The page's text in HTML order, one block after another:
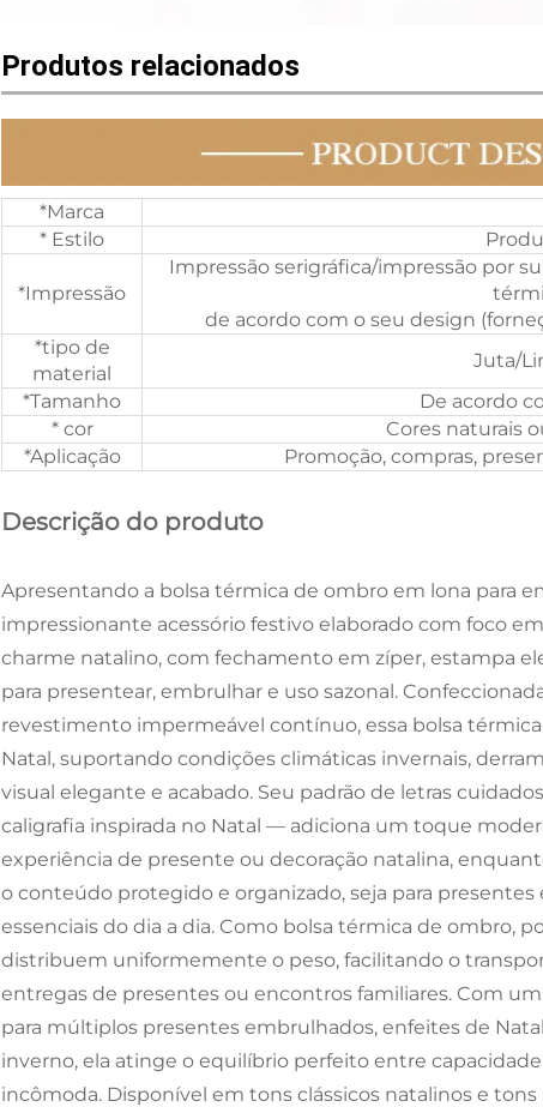
Produtos relacionados
*Marca
* Estilo
*Impressão
Impressão serigráfica/impressão por
de acordo com o seu design
*tipo de
material
Juta/
*Tamanho
De acordo
* cor
Cores naturais
*Aplicação
Promoção, compras,
Descrição do produto
Apresentando a bolsa térmica de ombro em lona para
impressionante acessório festivo elaborado com foco
charme natalino, com fechamento em zíper, estampa
para presentear, embrulhar e uso sazonal.
revestimento impermeável contínuo, essa bolsa
Natal, suportando condições climáticas invernais,
visual elegante e acabado. Seu padrão de letras
caligrafia inspirada no Natal — adiciona um toque
experiência de presente ou decoração natalina,
o conteúdo protegido e organizado, seja para
essenciais do dia a dia. Como bolsa térmica de ombro,
distribuem uniformemente o peso, facilitando o
entregas de presentes ou encontros familiares. Com
para múltiplos presentes embrulhados, enfeites de
inverno, ela atinge o equilíbrio perfeito entre
incômoda. Disponível em tons clássicos natalinos e